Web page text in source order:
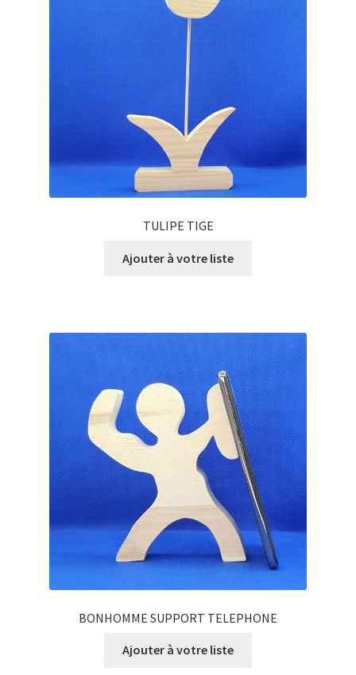
TULIPE TIGE
Ajouter à votre liste
BONHOMME SUPPORT TELEPHONE
Ajouter à votre liste